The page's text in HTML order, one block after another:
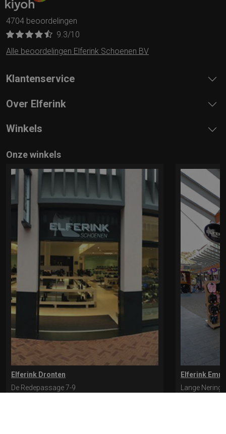
4704 beoordelingen
9.3/10
Alle beoordelingen Elferink Schoenen BV
Klantenservice
Over Elferink
Winkels
Onze winkels
Elferink Dronten
De Redepassage 7-9
Elferink
Lange Nering